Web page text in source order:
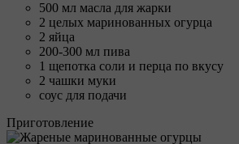
500 мл масла для жарки
2 целых маринованных огурца
2 яйца
200-300 мл пива
1 щепотка соли и перца по вкусу
2 чашки муки
соус для подачи
Приготовление